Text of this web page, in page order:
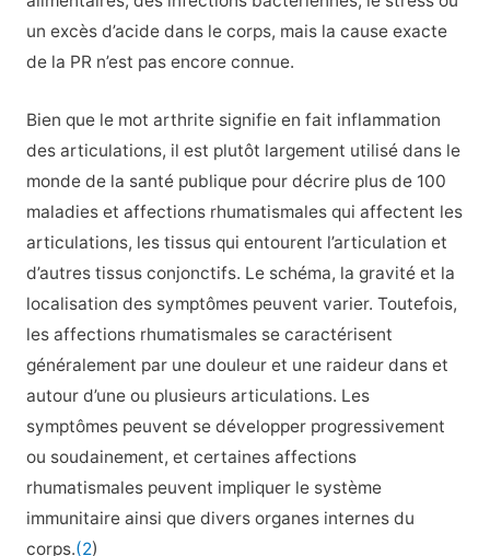
un excès d’acide dans le corps, mais la cause exacte
de la PR n’est pas encore connue.
Bien que le mot arthrite signifie en fait inflammation
des articulations, il est plutôt largement utilisé dans le
monde de la santé publique pour décrire plus de 100
maladies et affections rhumatismales qui affectent les
articulations, les tissus qui entourent l’articulation et
d’autres tissus conjonctifs. Le schéma, la gravité et la
localisation des symptômes peuvent varier. Toutefois,
les affections rhumatismales se caractérisent
généralement par une douleur et une raideur dans et
autour d’une ou plusieurs articulations. Les
symptômes peuvent se développer progressivement
ou soudainement, et certaines affections
rhumatismales peuvent impliquer le système
immunitaire ainsi que divers organes internes du
corps.(2)